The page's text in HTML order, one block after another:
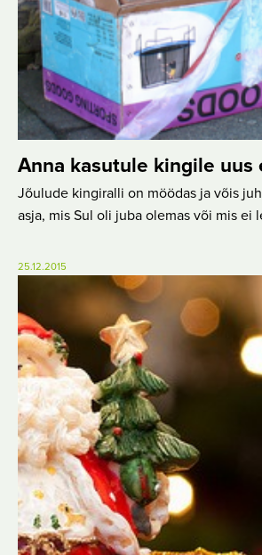
Anna kasutule kingile uus
Jõulude kingiralli on möödas ja võis
asja, mis Sul oli juba olemas või mis ei
25.12.2015